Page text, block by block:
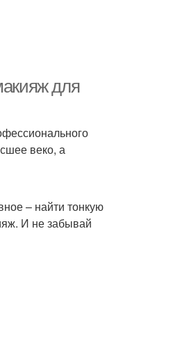
для
веко, а
– найти тонкую
И не забывай